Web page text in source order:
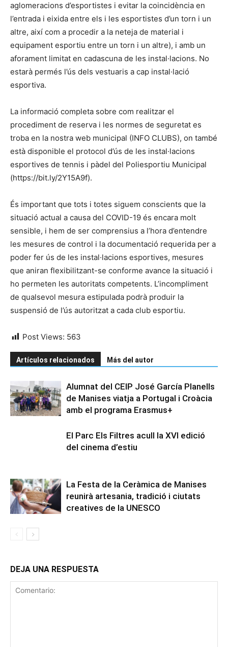
aglomeracions d’esportistes i evitar la coincidència en
l’entrada i eixida entre els i les esportistes d’un torn i un
altre, així com a procedir a la neteja de material i
equipament esportiu entre un torn i un altre), i amb un
aforament limitat en cadascuna de les instal·lacions. No
estarà permés l’ús dels vestuaris a cap instal·lació
esportiva.
La informació completa sobre com realitzar el
procediment de reserva i les normes de seguretat es
troba en la nostra web municipal (INFO CLUBS), on també
està disponible el protocol d’ús de les instal·lacions
esportives de tennis i pàdel del Poliesportiu Municipal
(https://bit.ly/2Y15A9f).
És important que tots i totes siguem conscients que la
situació actual a causa del COVID-19 és encara molt
sensible, i hem de ser comprensius a l’hora d’entendre
les mesures de control i la documentació requerida per a
poder fer ús de les instal·lacions esportives, mesures
que aniran flexibilitzant-se conforme avance la situació i
ho permeten les autoritats competents. L’incompliment
de qualsevol mesura estipulada podrà produir la
suspensió de l’ús autoritzat a cada club esportiu.
Post Views: 563
Artículos relacionados Más del autor
Alumnat del CEIP José García Planells
de Manises viatja a Portugal i Croàcia
amb el programa Erasmus+
El Parc Els Filtres acull la XVI edició
del cinema d’estiu
La Festa de la Ceràmica de Manises
reunirà artesania, tradició i ciutats
creatives de la UNESCO
DEJA UNA RESPUESTA